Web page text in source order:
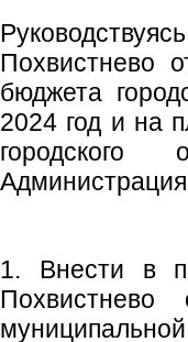
Похвистнево
бюджета
2024 год и на
городского
Администрация
1. Внести в